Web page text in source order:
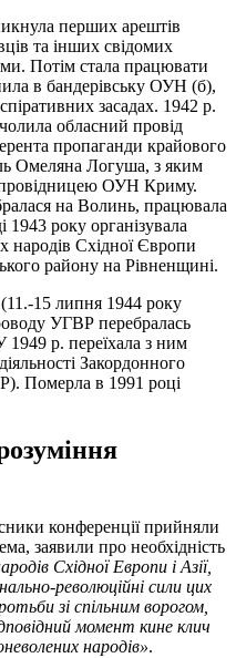
перших арештів
та інших свідомих
Потім стала працювати
в бандерівську ОУН (б),
засадах. 1942 р.
обласний провід
пропаганди крайового
Омеляна Логуша, з яким
провідницею ОУН Криму.
на Волинь, працювала
року організувала
Східної Європи
району на Рівненщині.
15 липня 1944 року
УГВР перебралась
1949 р. переїхала з ним
Закордонного
Померла в 1991 році
конференції прийняли
заявили про необхідність
Східної Европи і Азії,
революційні сили цих
зі спільним ворогом,
момент кине клич
народів».